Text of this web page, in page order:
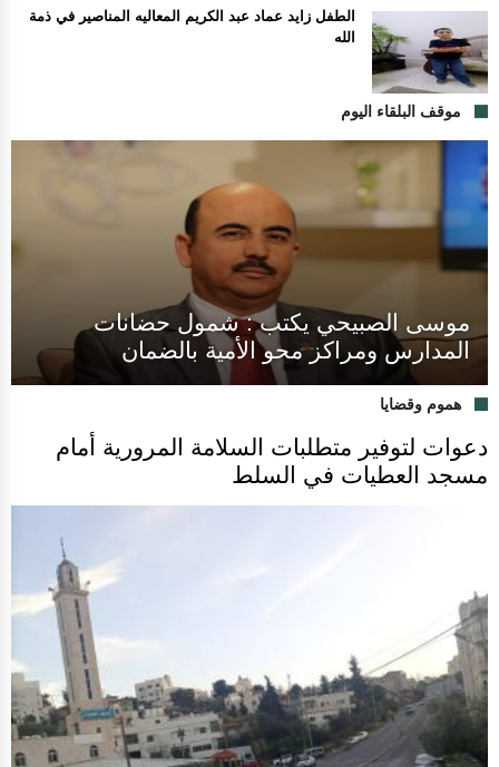
الطفل زايد عماد عبد الكريم المعاليه المناصير في ذمة
الله
موقف البلقاء اليوم
موسى الصبيحي يكتب : شمول حضانات
المدارس ومراكز محو الأمية بالضمان
هموم وقضايا
دعوات لتوفير متطلبات السلامة المرورية أمام
مسجد العطيات في السلط